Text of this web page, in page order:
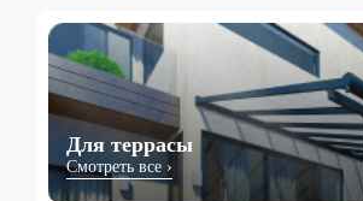
Для террасы
Смотреть все ›